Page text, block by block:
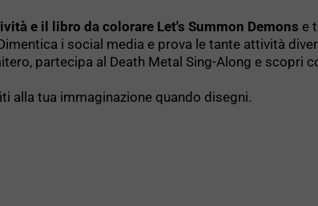
e il libro da colorare Let's Summon Demons e
i social media e prova le tante attività
partecipa al Death Metal Sing-Along e scopri
alla tua immaginazione quando disegni.